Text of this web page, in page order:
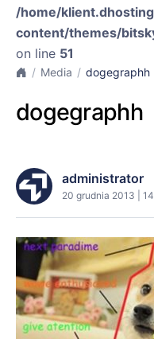
/home/
content/themes/
on line 51
Media dogegraphh
dogegraphh
administrator
20 grudnia 2013 |